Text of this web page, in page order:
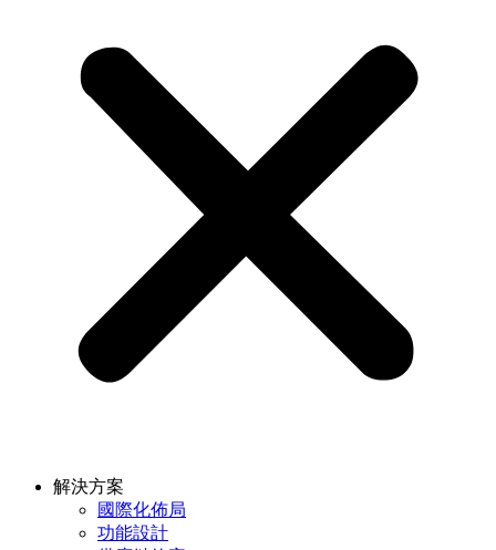
解決方案
國際化佈局
功能設計